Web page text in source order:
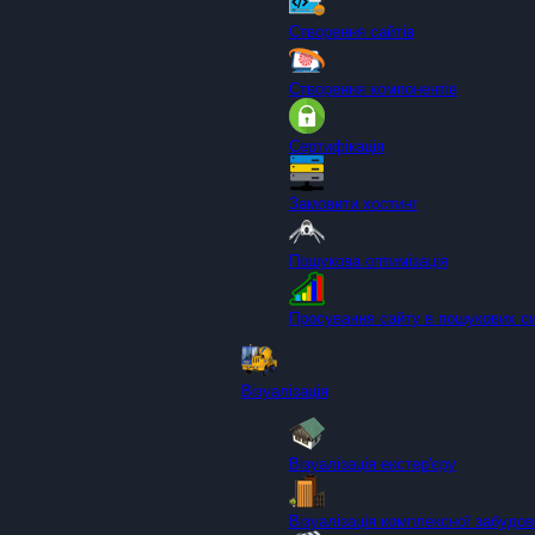
Створення сайтів
Створення компонентів
Сертифікація
Замовити хостинг
Пошукова оптимізація
Просування сайту в пошукових
Візуалізація
Візуалізація екстер'єру
Візуалізація комплексної